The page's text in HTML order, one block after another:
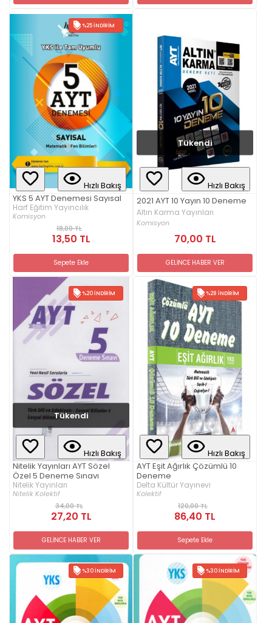
%25 İNDIRIM
Hızlı Bakış
YKS 5 AYT Denemesi Sayısal
Harf Eğitim Yayıncılık
Komisyon
18,00 TL
13,50 TL
Sepete Ekle
Tükendi
Hızlı Bakış
2021 AYT 10 Yayın 10 Deneme
Altın Karma Yayınları
Komisyon
70,00 TL
GELİNCE HABER VER
%20 İNDIRIM
Tükendi
Hızlı Bakış
Nitelik Yayınları AYT Sözel
Özel 5 Deneme Sınavı
Nitelik Yayınları
Nitelik Kolektif
34,00 TL
27,20 TL
GELİNCE HABER VER
%28 İNDIRIM
Hızlı Bakış
AYT Eşit Ağırlık Çözümlü 10
Deneme
Delta Kültür Yayınevi
Kolektif
120,00 TL
86,40 TL
Sepete Ekle
%30 İNDIRIM %30 İNDIRIM